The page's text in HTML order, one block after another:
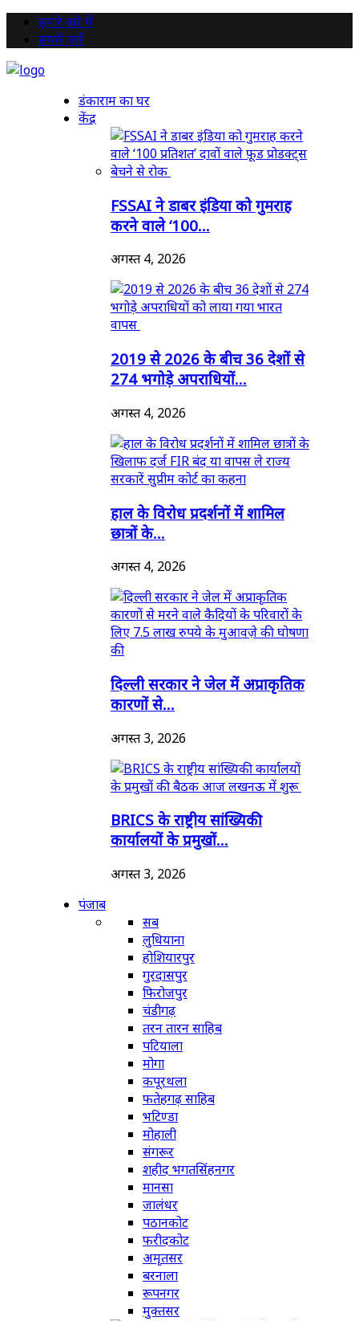
हमारे बारे में
संपर्क करें
डंकाराम का घर
केंद्र
FSSAI ने डाबर इंडिया को गुमराह
करने वाले ‘100...
अगस्त 4, 2026
2019 से 2026 के बीच 36 देशों से
274 भगोड़े अपराधियों...
अगस्त 4, 2026
हाल के विरोध प्रदर्शनों में शामिल
छात्रों के...
अगस्त 4, 2026
दिल्ली सरकार ने जेल में अप्राकृतिक
कारणों से...
अगस्त 3, 2026
BRICS के राष्ट्रीय सांख्यिकी
कार्यालयों के प्रमुखों...
अगस्त 3, 2026
पंजाब
सब
लुधियाना
होशियारपुर
गुरदासपुर
फिरोजपुर
चंडीगढ़
तरन तारन साहिब
पटियाला
मोगा
कपूरथला
फतेहगढ़ साहिब
भटिण्डा
मोहाली
संगरूर
शहीद भगतसिंहनगर
मानसा
जालंधर
पठानकोट
फरीदकोट
अमृतसर
बरनाला
रूपनगर
मुक्तसर